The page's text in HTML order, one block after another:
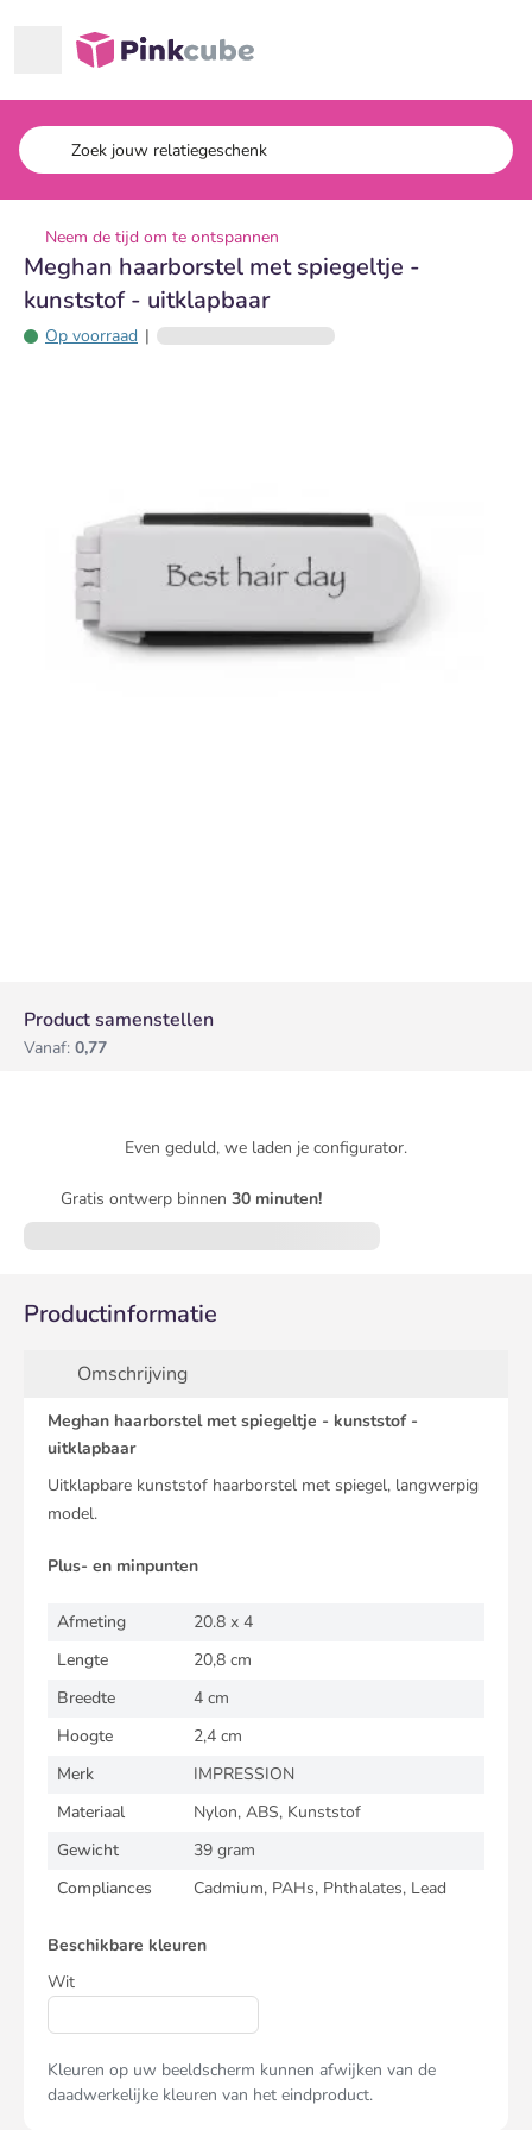
Pinkcube
Neem de tijd om te ontspannen
Meghan haarborstel met spiegeltje -
kunststof - uitklapbaar
Op voorraad |
Product samenstellen
Vanaf: 0,77
Even geduld, we laden je configurator.
Gratis ontwerp binnen 30 minuten!
Productinformatie
Omschrijving
Meghan haarborstel met spiegeltje - kunststof -
uitklapbaar
Uitklapbare kunststof haarborstel met spiegel, langwerpig
model.
Plus- en minpunten
Afmeting
20.8 x 4
Lengte
20,8 cm
Breedte
4 cm
Hoogte
2,4 cm
Merk
IMPRESSION
Materiaal
Nylon, ABS, Kunststof
Gewicht
39 gram
Compliances
Cadmium, PAHs, Phthalates, Lead
Beschikbare kleuren
Wit
Kleuren op uw beeldscherm kunnen afwijken van de
daadwerkelijke kleuren van het eindproduct.